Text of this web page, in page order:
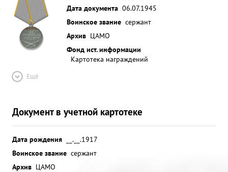
Дата документа 06.07.1945
Воинское звание сержант
Архив ЦАМО
Фонд ист. информации
Картотека награждений
Ещё
Документ в учетной картотеке
Дата рождения
__.__.1917
Воинское звание сержант
Архив ЦАМО